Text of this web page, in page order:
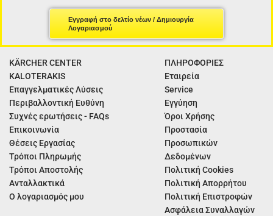
Εγγραφή στο δελτίο νέων / Δημιουργία
Λογαριασμού
KÄRCHER CENTER
KALOTERAKIS
Επαγγελματικές Λύσεις
Περιβαλλοντική Ευθύνη
Συχνές ερωτήσεις - FAQs
Επικοινωνία
Θέσεις Εργασίας
Τρόποι Πληρωμής
Τρόποι Αποστολής
Ανταλλακτικά
Ο λογαριασμός μου
ΠΛΗΡΟΦΟΡΙΕΣ
Εταιρεία
Service
Εγγύηση
Όροι Χρήσης
Προστασία
Προσωπικών
Δεδομένων
Πολιτική Cookies
Πολιτική Απορρήτου
Πολιτική Επιστροφών
Ασφάλεια Συναλλαγών